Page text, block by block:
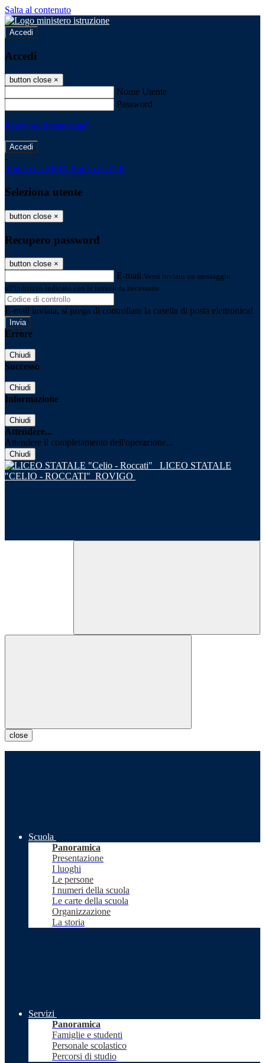
Salta al contenuto
Accedi
Accedi
button close ×
Nome Utente
Password
Password dimenticata?
-
Entra con SPID Entra con CIE
Seleziona utente
button close ×
Recupero password
button close ×
E-mail Verrà inviato un messaggio
all'indirizzo indicato con le istruzioni necessarie.
E-mail inviata, si prega di controllare la casella di posta elettronica!
Errore
Chiudi
Successo
Chiudi
Informazione
Chiudi
Attendere...
Attendere il completamento dell'operazione...
Chiudi
LICEO STATALE
"CELIO - ROCCATI" ROVIGO
close
Scuola
Panoramica
Presentazione
I luoghi
Le persone
I numeri della scuola
Le carte della scuola
Organizzazione
La storia
Servizi
Panoramica
Famiglie e studenti
Personale scolastico
Percorsi di studio